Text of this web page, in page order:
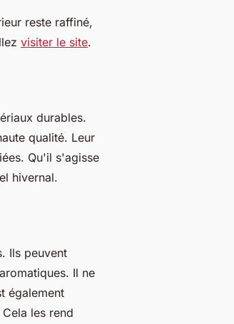
reste raffiné,
visiter le site.
durables.
qualité. Leur
Qu'il s'agisse
hivernal.
Ils peuvent
Il ne
également
les rend